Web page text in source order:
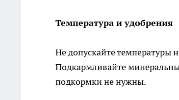
Температура и удобрения
Не допускайте температуры
Подкармливайте
подкормки не нужны.